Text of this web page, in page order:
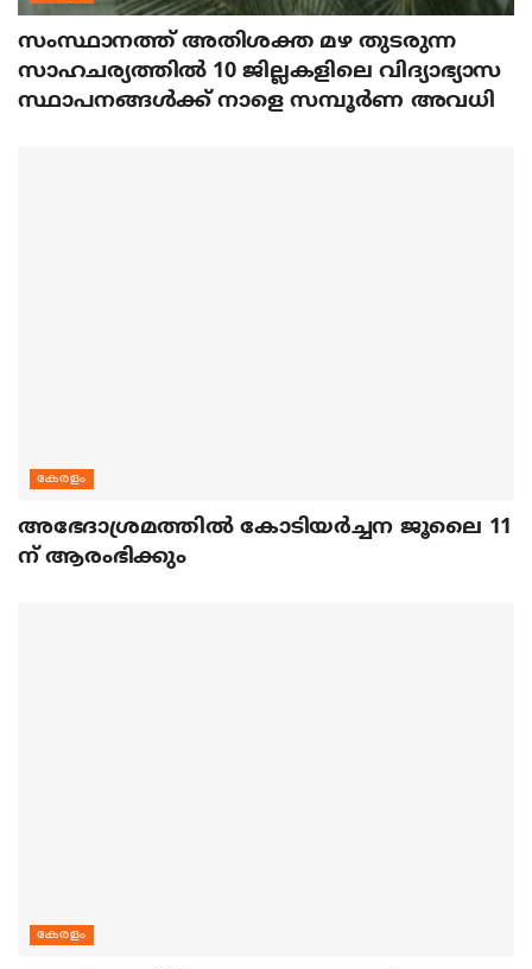
സംസ്ഥാനത്ത് അതിശക്ത മഴ തുടരുന്ന
സാഹചര്യത്തിൽ 10 ജില്ലകളിലെ വിദ്യാഭ്യാസ
സ്ഥാപനങ്ങൾക്ക് നാളെ സമ്പൂർണ അവധി
കേരളം
അഭേദാശ്രമത്തില്‍ കോടിയര്‍ച്ചന ജൂലൈ 11
ന് ആരംഭിക്കും
കേരളം